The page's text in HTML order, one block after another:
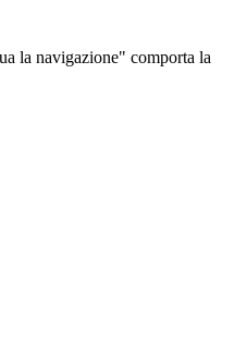
la navigazione" comporta la